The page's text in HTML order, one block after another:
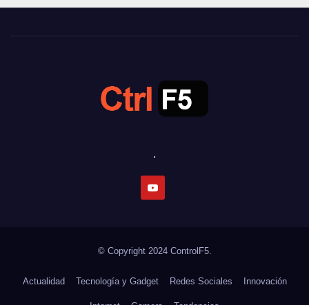
.
© Copyright 2024 ControlF5.
Actualidad Tecnología y Gadget Redes Sociales Innovación